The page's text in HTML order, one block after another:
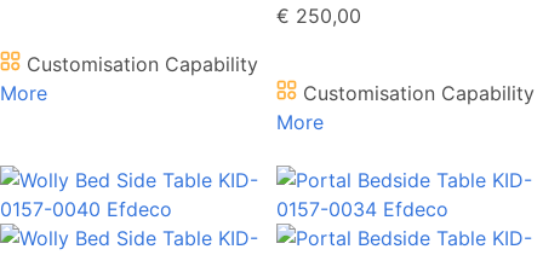
Customisation Capability
More
€ 250,00
Customisation Capability
More